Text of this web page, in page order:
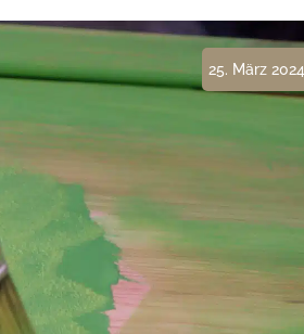
Auslandsüberführungen
auch in unserem Haus
Unsere Urnen- und
Sargausstellung
Versorgung des Verstorbenen
in unserem Bestattungshaus
25. März 2024